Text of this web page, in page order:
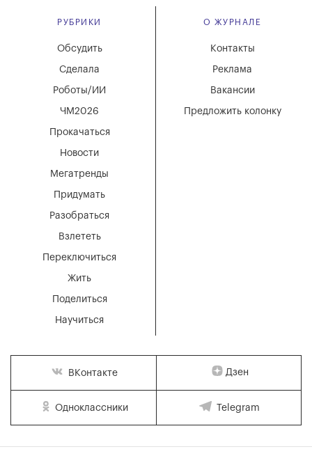
РУБРИКИ
Мегатренды
Придумать
Разобраться
Взлететь
Новости
Переключиться
Жить
Поделиться
Научиться
Обсудить
Сделала
Роботы/ИИ
ЧМ2026
Прокачаться
О ЖУРНАЛЕ
Вакансии
Реклама
Контакты
Предложить колонку
ВКонтакте Дзен
Одноклассники Telegram